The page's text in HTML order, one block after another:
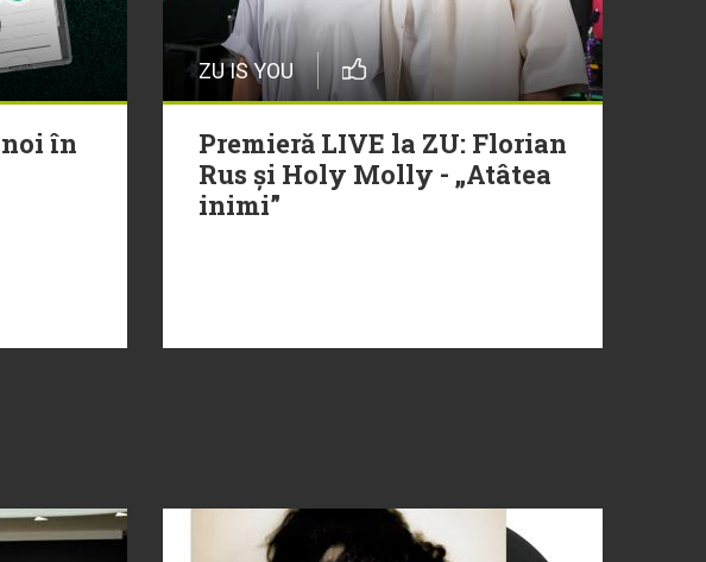
noi în
ZU IS YOU
Premieră LIVE la ZU: Florian
Rus și Holy Molly - „Atâtea
inimi”